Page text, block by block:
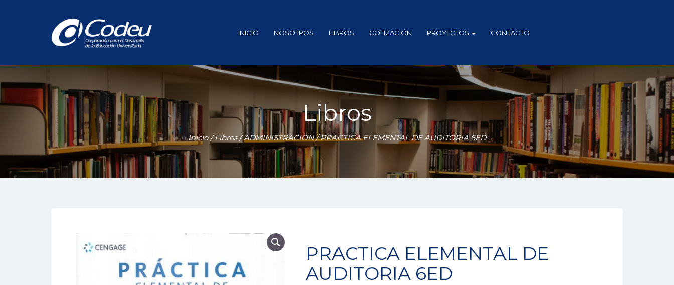
INICIO NOSOTROS LIBROS COTIZACIÓN PROYECTOS CONTACTO
Libros
Inicio/Libros/ADMINISTRACION/ PRACTICA ELEMENTAL DE AUDITORIA 6ED
PRACTICA ELEMENTAL DE
AUDITORIA 6ED